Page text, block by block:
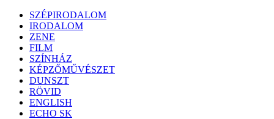
Skip
content
SZÉPIRODALOM
IRODALOM
ZENE
FILM
SZÍNHÁZ
KÉPZŐMŰVÉSZET
DUNSZT
RÖVID
ENGLISH
ECHO SK